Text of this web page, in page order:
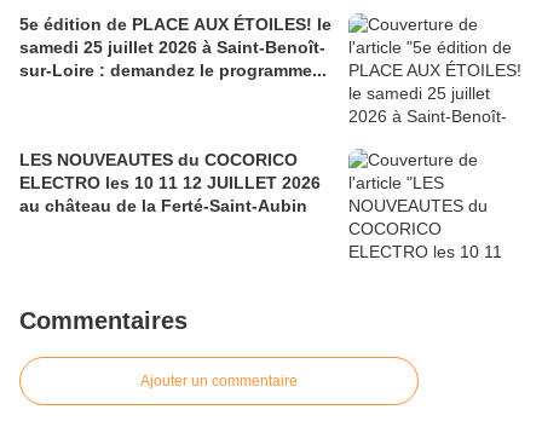
5e édition de PLACE AUX ÉTOILES! le
samedi 25 juillet 2026 à Saint-Benoît-
sur-Loire : demandez le programme...
LES NOUVEAUTES du COCORICO
ELECTRO les 10 11 12 JUILLET 2026
au château de la Ferté-Saint-Aubin
Commentaires
Ajouter un commentaire